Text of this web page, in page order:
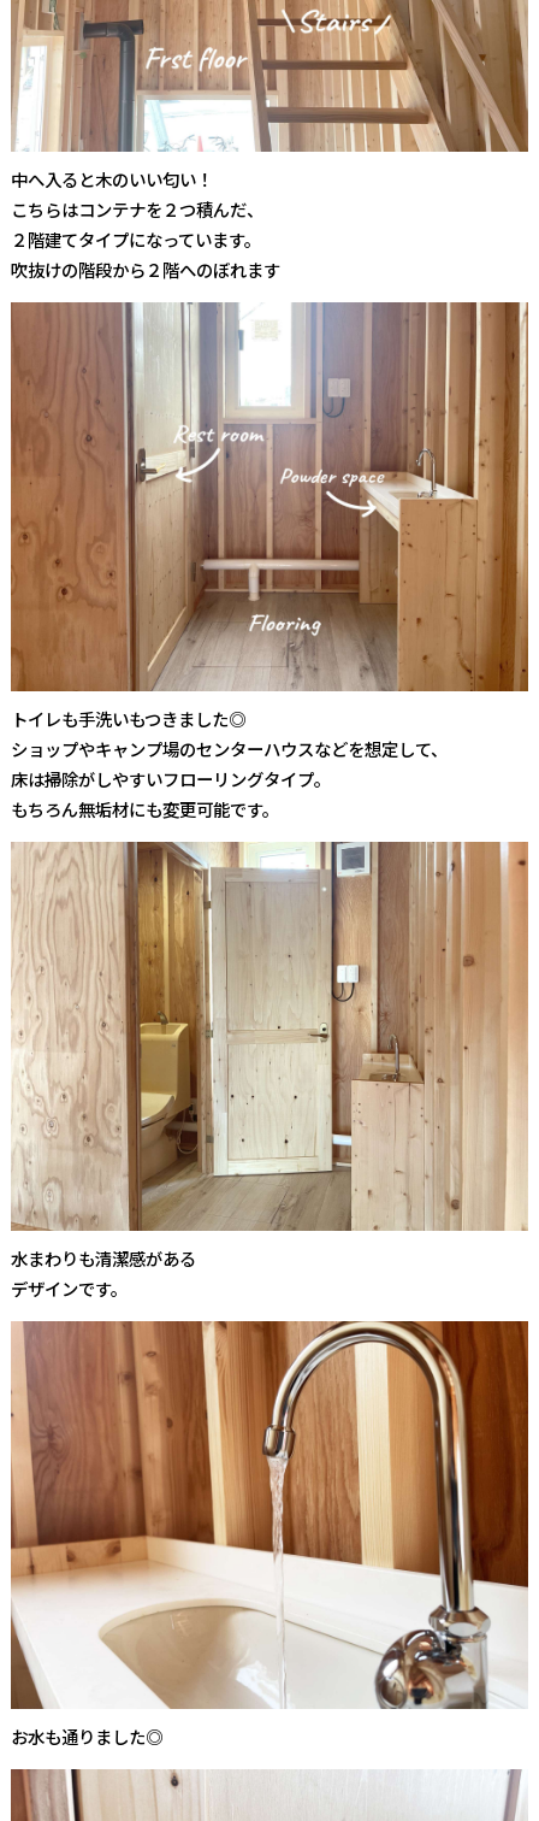
中へ入ると木のいい匂い！
こちらはコンテナを２つ積んだ、
２階建てタイプになっています。
吹抜けの階段から２階へのぼれます
トイレも手洗いもつきました◎
ショップやキャンプ場のセンターハウスなどを想定して、
床は掃除がしやすいフローリングタイプ。
もちろん無垢材にも変更可能です。
水まわりも清潔感がある
デザインです。
お水も通りました◎